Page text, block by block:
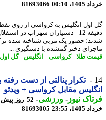
00:10
81693066
انگلیس به کرواسی از روی نقطه
دقیقه 12 - دستیاران سهراب در
حضور یک مربی شناخته شده ترک از
دختر گمشده با دستگیری ...
طلا-کرواسی -انگلیس-گل اول-
تکرار پنالتی از دست رفته
مقابل کرواسی + ویدئو
نیوز-ورزشی-
23:55
81693005